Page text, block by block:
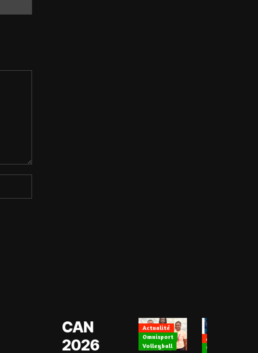
CAN
2026
Actualité
Omnisport
Volleyball
Actualité
CAN Féminine